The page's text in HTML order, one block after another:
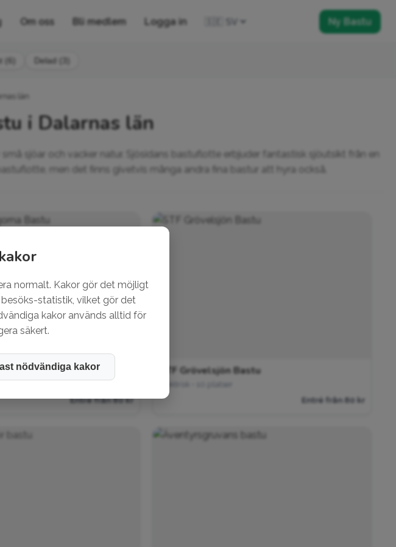
Om oss Bli medlem Logga in Ny Bastu
(6) Delad (3)
län
i Dalarnas län
små sjöar och vacker natur. Sjösidans bastuflotte erbjuder fantastisk sjöutsikt från en
men det finns givetvis många andra fina bastur att hyra också.
Bastu
Entré från 80 kr
STF Grövelsjön Bastu
Elektrisk • 10 platser
Entré från 80 kr
normalt. Kakor gör det möjligt
statistik, vilket gör det
kakor används alltid för
säkert.
nödvändiga kakor